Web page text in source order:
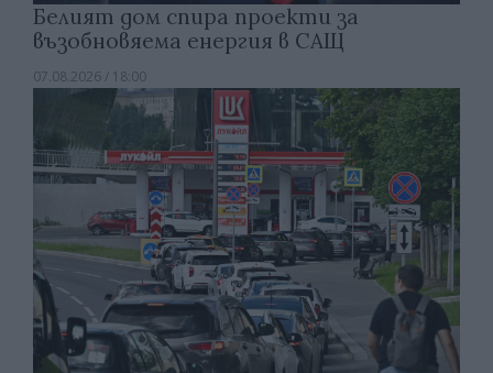
Белият дом спира проекти за
възобновяема енергия в САЩ
07.08.2026 / 18:00